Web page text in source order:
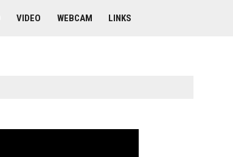
VIDEO WEBCAM LINKS